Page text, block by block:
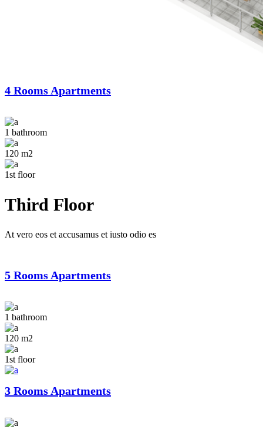
4 Rooms Apartments
1 bathroom
120 m2
1st floor
Third Floor
At vero eos et accusamus et iusto odio es
5 Rooms Apartments
1 bathroom
120 m2
1st floor
3 Rooms Apartments